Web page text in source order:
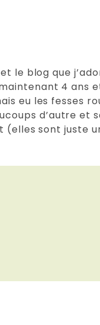
le blog que
4 ans
eu les fesses
d’autre
sont juste